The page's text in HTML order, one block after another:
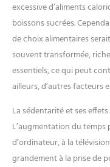
excessive d’aliments
boissons sucrées.
de choix alimentaires
souvent transformée,
essentiels, ce qui peut
ailleurs, d’autres facteurs
La sédentarité et ses effets
L’augmentation du temps
d’ordinateur, à la
grandement à la prise de